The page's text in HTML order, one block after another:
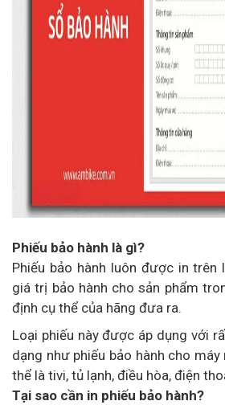
Phiếu bảo hành là gì?
Phiếu bảo hành luôn được in
giá trị bảo hành cho sản phẩm
định cụ thể của hãng đưa ra.
Loại phiếu này được áp dụng với
dạng như phiếu bảo hành cho
thể là tivi, tủ lạnh, điều hòa, điện
Tại sao cần in phiếu bảo hành?